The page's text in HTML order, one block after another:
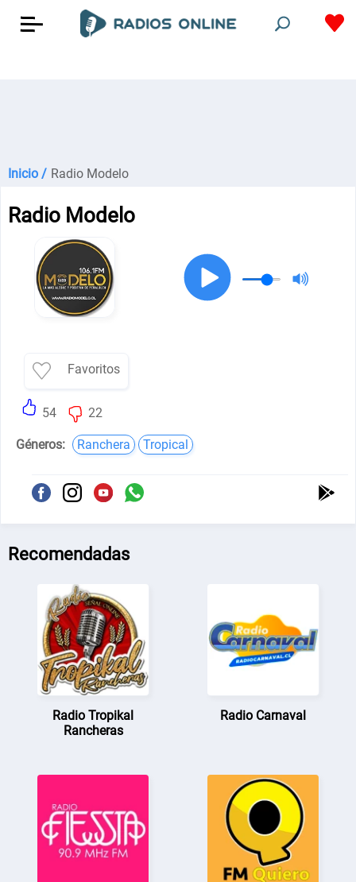
Inicio / Radio Modelo
Radio Modelo
Favoritos
54 22
Géneros: Ranchera Tropical
Recomendadas
Radio Tropikal
Rancheras
Radio Carnaval